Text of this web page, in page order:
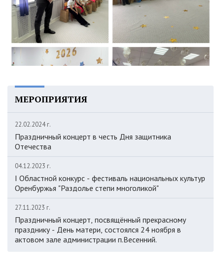
МЕРОПРИЯТИЯ
22.02.2024 г.
Праздничный концерт в честь Дня защитника
Отечества
04.12.2023 г.
I Областной конкурс - фестиваль национальных культур
Оренбуржья "Раздолье степи многоликой"
27.11.2023 г.
Праздничный концерт, посвящённый прекрасному
празднику - День матери, состоялся 24 ноября в
актовом зале администрации п.Весенний.